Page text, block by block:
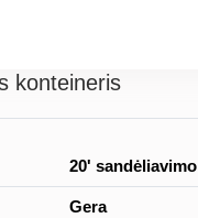
konteineris
20' sandėliavimo
Gera